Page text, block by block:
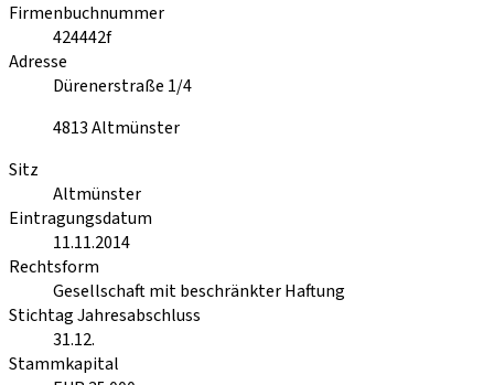
Firmenbuchnummer
424442f
Adresse
Dürenerstraße 1/4
4813Altmünster
Sitz
Altmünster
Eintragungsdatum
11.11.2014
Rechtsform
Gesellschaft mit beschränkter Haftung
Stichtag Jahresabschluss
31.12.
Stammkapital